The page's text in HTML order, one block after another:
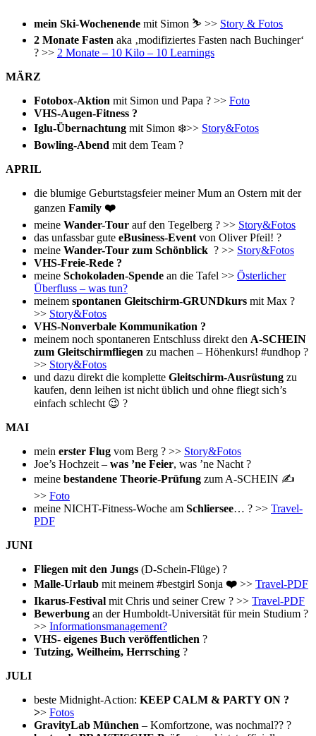
mein Ski-Wochenende mit Simon ⛷ >> Story & Fotos
2 Monate Fasten aka ‚modifiziertes Fasten nach Buchinger‘
? >> 2 Monate – 10 Kilo – 10 Learnings
MÄRZ
Fotobox-Aktion mit Simon und Papa ? >> Foto
VHS-Augen-Fitness ?
Iglu-Übernachtung mit Simon ❄️>> Story&Fotos
Bowling-Abend mit dem Team ?
APRIL
die blumige Geburtstagsfeier meiner Mum an Ostern mit der
ganzen Family ❤️
meine Wander-Tour auf den Tegelberg ? >> Story&Fotos
das unfassbar gute eBusiness-Event von Oliver Pfeil! ?
meine Wander-Tour zum Schönblick ? >> Story&Fotos
VHS-Freie-Rede ?
meine Schokoladen-Spende an die Tafel >> Österlicher
Überfluss – was tun?
meinem spontanen Gleitschirm-GRUNDkurs mit Max ?
>> Story&Fotos
VHS-Nonverbale Kommunikation ?
meinem noch spontaneren Entschluss direkt den A-SCHEIN
zum Gleitschirmfliegen zu machen – Höhenkurs! #undhop ?
>> Story&Fotos
und dazu direkt die komplette Gleitschirm-Ausrüstung zu
kaufen, denn leihen ist nicht üblich und ohne fliegt sich’s
einfach schlecht 😉 ?
MAI
mein erster Flug vom Berg ? >> Story&Fotos
Joe’s Hochzeit – was ’ne Feier, was ’ne Nacht ?
meine bestandene Theorie-Prüfung zum A-SCHEIN ✍️
>> Foto
meine NICHT-Fitness-Woche am Schliersee… ? >> Travel-
PDF
JUNI
Fliegen mit den Jungs (D-Schein-Flüge) ?
Malle-Urlaub mit meinem #bestgirl Sonja ❤️ >> Travel-PDF
Ikarus-Festival mit Chris und seiner Crew ? >> Travel-PDF
Bewerbung an der Humboldt-Universität für mein Studium ?
>> Informationsmanagement?
VHS- eigenes Buch veröffentlichen ?
Tutzing, Weilheim, Herrsching ?
JULI
beste Midnight-Action: KEEP CALM & PARTY ON ?
>> Fotos
GravityLab München – Komfortzone, was nochmal?? ?